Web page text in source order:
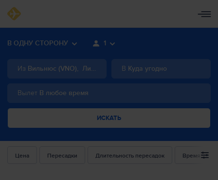
В ОДНУ СТОРОНУ 1
Из Вильнюс (VNO), Литва В Куда угодно
Вылет В любое время
ИСКАТЬ
Цена Пересадки Длительность пересадок Время